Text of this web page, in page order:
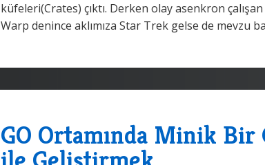
küfeleri(Crates) çıktı. Derken olay asenkron
Warp denince aklımıza Star Trek gelse de mevzu
GO Ortamında Minik